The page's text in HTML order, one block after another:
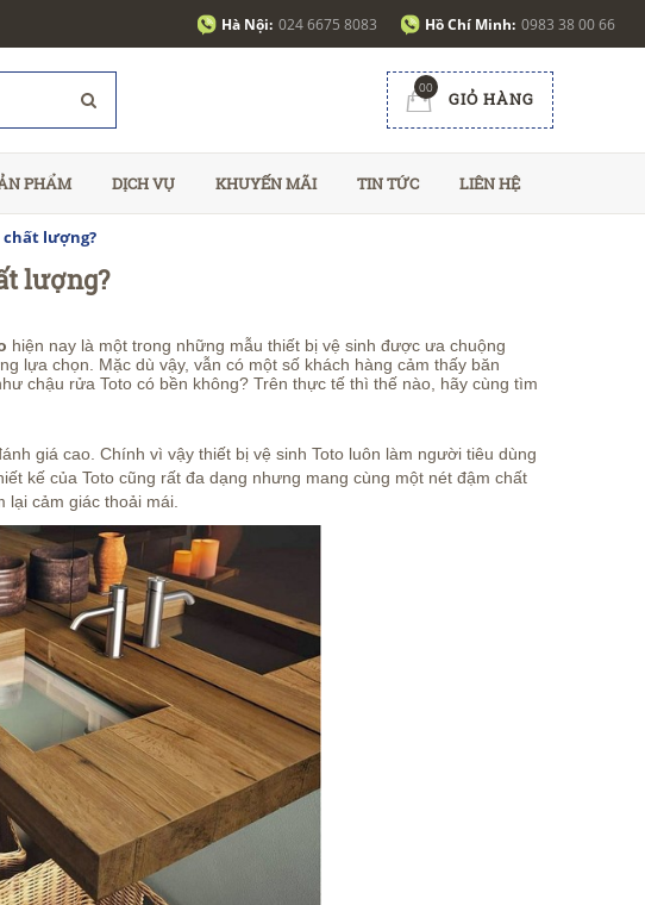
Hà Nội: 024 6675 8083 Hồ Chí Minh: 0983 38 00 66
00
GIỎ HÀNG
PHẨM DỊCH VỤ KHUYẾN MÃI TIN TỨC LIÊN HỆ
chất lượng?
lượng?
hiện nay là một trong những mẫu thiết bị vệ sinh được ưa chuộng
lựa chọn. Mặc dù vậy, vẫn có một số khách hàng cảm thấy băn
chậu rửa Toto có bền không? Trên thực tế thì thế nào, hãy cùng tìm
giá cao. Chính vì vậy thiết bị vệ sinh Toto luôn làm người tiêu dùng
kế của Toto cũng rất đa dạng nhưng mang cùng một nét đậm chất
lại cảm giác thoải mái.